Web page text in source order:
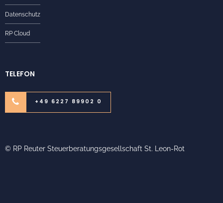
Datenschutz
RP Cloud
TELEFON
+49 6227 89902 0
© RP Reuter Steuerberatungsgesellschaft St. Leon-Rot